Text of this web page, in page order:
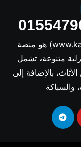
موقع "كفاءات المثالية" (www.kafaat-ksa.vip) هو منصة
متنوعة، تشمل
بالإضافة إلى
والسباكة